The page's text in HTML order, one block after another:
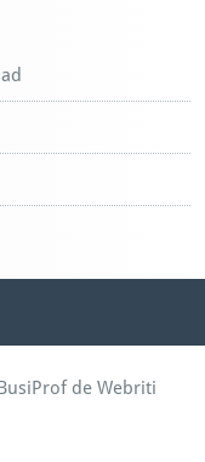
BusiProf de Webriti